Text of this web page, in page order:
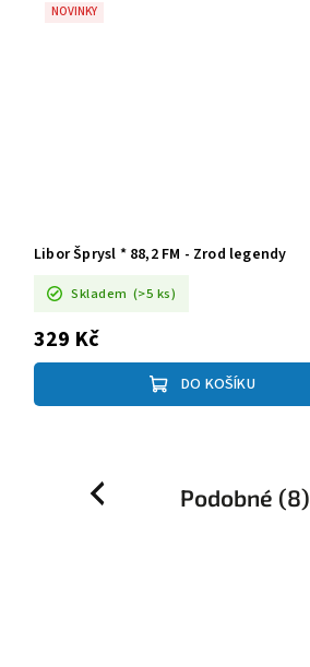
NOVINKY
Libor Šprysl * 88,2 FM - Zrod legendy
Skladem (>5 ks)
329 Kč
DO KOŠÍKU
Podobné (8)
Previous